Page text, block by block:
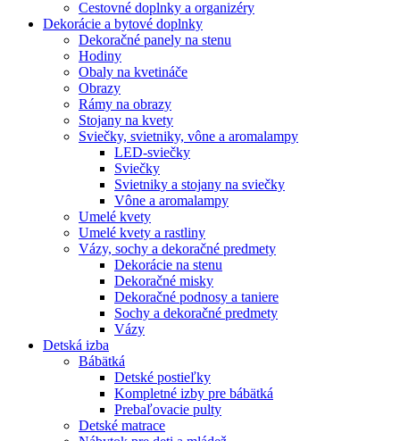
Cestovné doplnky a organizéry
Dekorácie a bytové doplnky
Dekoračné panely na stenu
Hodiny
Obaly na kvetináče
Obrazy
Rámy na obrazy
Stojany na kvety
Sviečky, svietniky, vône a aromalampy
LED-sviečky
Sviečky
Svietniky a stojany na sviečky
Vône a aromalampy
Umelé kvety
Umelé kvety a rastliny
Vázy, sochy a dekoračné predmety
Dekorácie na stenu
Dekoračné misky
Dekoračné podnosy a taniere
Sochy a dekoračné predmety
Vázy
Detská izba
Bábätká
Detské postieľky
Kompletné izby pre bábätká
Prebaľovacie pulty
Detské matrace